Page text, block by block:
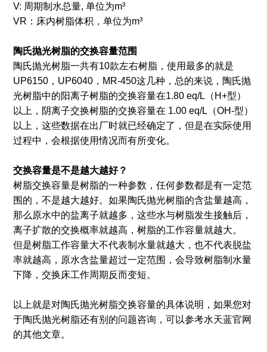
V: 周期制水总量, 单位为m³
VR：床内树脂体积，单位为m³
陶氏抛光树脂的交换容量范围
陶氏抛光树脂一共有10款左右树脂，使用最多的就是
UP6150，UP6040，MR-450这几种，总的来说，陶氏抛
光树脂中的阳离子树脂的交换容量在1.80 eq/L（H+型）
以上，阴离子交换树脂的交换容量在 1.00 eq/L（OH-型）
以上，这些数据在出厂时就已经确定了，但是在实际使用
过程中，会根据使用情况而有所变化。
交换容量是不是越大越好？
树脂交换容量是树脂的一种参数，任何参数都是有一定范
围的，不是越大越好。如果陶氏抛光树脂的含盐量越高，
那么原水中的盐离子就越多，这些水与树脂发生接触后，
离子扩散的交换概率就越高，树脂的工作容量就越大。
但是树脂工作容量大不代表制水量就越大，也不代表脱盐
率就越高，原水含盐量超过一定范围，会导致树脂制水量
下降，交换床工作周期反而变短。
以上就是对陶氏抛光树脂交换容量的具体说明，如果您对
于陶氏抛光树脂还有别的问题咨询，可以参考水天蓝官网
的其他文章。